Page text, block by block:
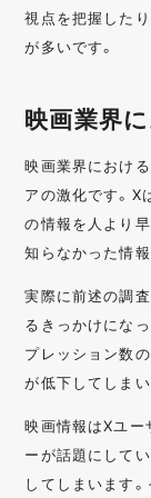
視点を把握した
が多いです。
映画業界
映画業界におけ
アの激化です。X
の情報を人より
知らなかった情
実際に前述の調
るきっかけにな
プレッション数
が低下してしま
映画情報はXユー
ーが話題にして
してしまいます